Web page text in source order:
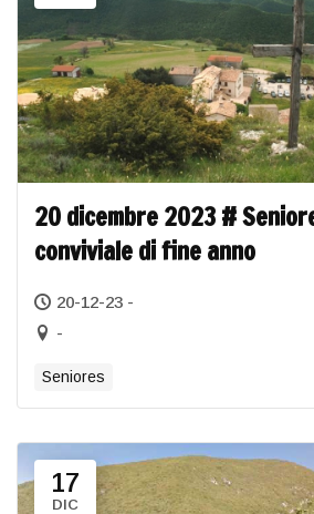
20 dicembre 2023 #
conviviale di fine anno
20-12-23 -
-
Seniores
17
DIC